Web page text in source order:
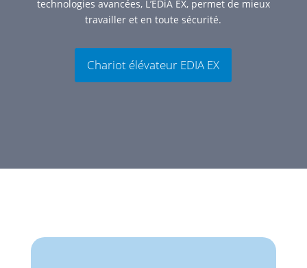
technologies avancées, L’EDiA EX, permet de mieux
travailler et en toute sécurité.
Chariot élévateur EDIA EX